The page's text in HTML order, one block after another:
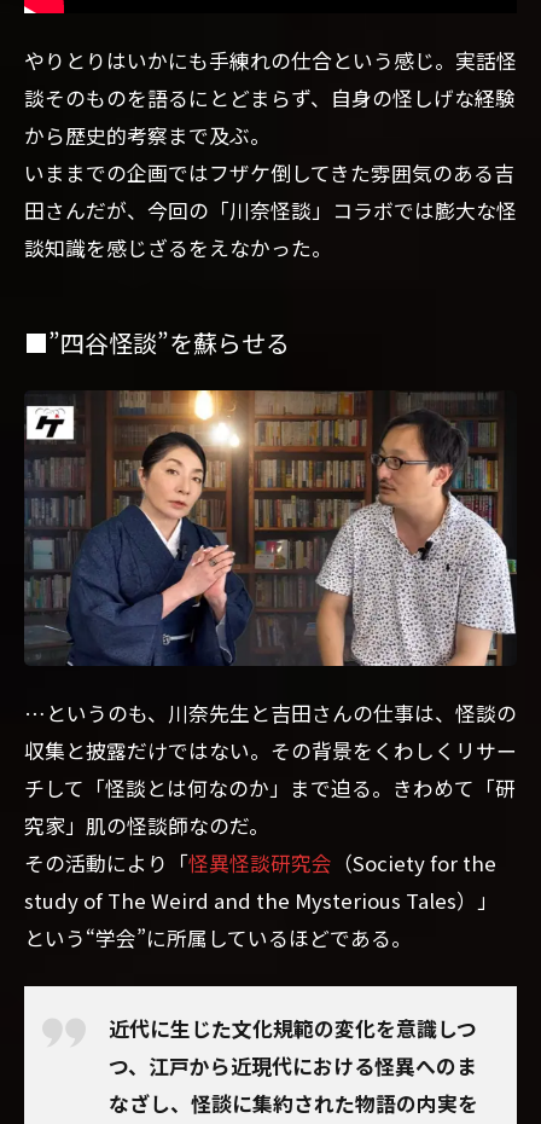
やりとりはいかにも手練れの仕合という感じ。実話怪
談そのものを語るにとどまらず、自身の怪しげな経験
から歴史的考察まで及ぶ。
いままでの企画ではフザケ倒してきた雰囲気のある吉
田さんだが、今回の「川奈怪談」コラボでは膨大な怪
談知識を感じざるをえなかった。
■”四谷怪談”を蘇らせる
…というのも、川奈先生と吉田さんの仕事は、怪談の
収集と披露だけではない。その背景をくわしくリサー
チして「怪談とは何なのか」まで迫る。きわめて「研
究家」肌の怪談師なのだ。
その活動により「怪異怪談研究会 （Society for the
study of The Weird and the Mysterious Tales）」
という“学会”に所属しているほどである。
近代に生じた文化規範の変化を意識しつ
つ、江戸から近現代における怪異へのま
なざし、怪談に集約された物語の内実を